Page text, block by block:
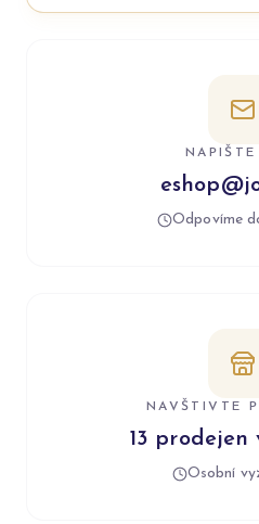
NAPIŠTE
Odpovíme
NAVŠTIVTE
13 prodejen
Osobní